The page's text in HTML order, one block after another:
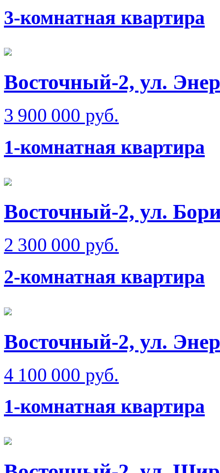
3-комнатная квартира
Восточный-2, ул.
3 900 000 руб.
1-комнатная квартира
Восточный-2, ул.
2 300 000 руб.
2-комнатная квартира
Восточный-2, ул.
4 100 000 руб.
1-комнатная квартира